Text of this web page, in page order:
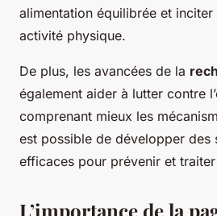
alimentation équilibrée et inciter
activité physique.
De plus, les avancées de la
également aider à lutter contre
comprenant mieux les
est possible de développer des
efficaces pour prévenir et
L’importance de la